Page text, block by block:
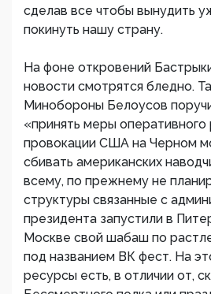
сделав все чтобы вынудить
покинуть нашу страну.
На фоне откровений
новости смотрятся бледно.
Минобороны Белоусов
«принять меры оперативного
провокации США на Черном
сбивать американских
всему, по прежнему не
структуры связанные с
президента запустили в
Москве свой шабаш по
под названием ВК фест. На
ресурсы есть, в отличии от,